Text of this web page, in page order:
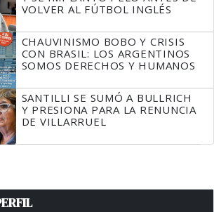
VOLVER AL FÚTBOL INGLÉS
CHAUVINISMO BOBO Y CRISIS
CON BRASIL: LOS ARGENTINOS
SOMOS DERECHOS Y HUMANOS
SANTILLI SE SUMÓ A BULLRICH
Y PRESIONA PARA LA RENUNCIA
DE VILLARRUEL